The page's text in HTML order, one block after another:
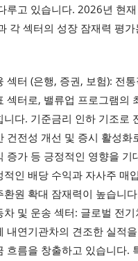
루고 있습니다. 2026년 현
각 섹터의 성장 잠재력 평
섹터 (은행, 증권, 보험): 전
섹터로, 밸류업 프로그램의
니다. 기준금리 인하 기조로
건전성 개선 및 증시 활성화
증가 등 긍정적인 영향을 기
적인 배당 수익과 자사주 매
환원 확대 잠재력이 높습니
차 및 운송 섹터: 글로벌 전
내연기관차의 견조한 실적
흐름을 창출하고 있습니다.